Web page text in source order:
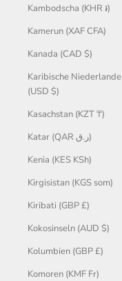
Kambodscha (KHR ៛)
Kamerun (XAF CFA)
Kanada (CAD $)
Karibische Niederlande
(USD $)
Kasachstan (KZT ₸)
Katar (QAR ر.ق)
Kenia (KES KSh)
Kirgisistan (KGS som)
Kiribati (GBP £)
Kokosinseln (AUD $)
Kolumbien (GBP £)
Komoren (KMF Fr)